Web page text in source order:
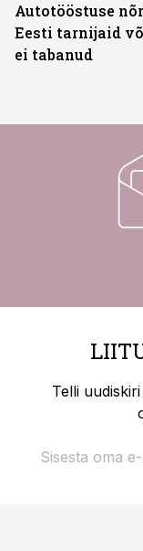
Autotööstuse
Eesti tarnijaid
ei tabanud
Telli